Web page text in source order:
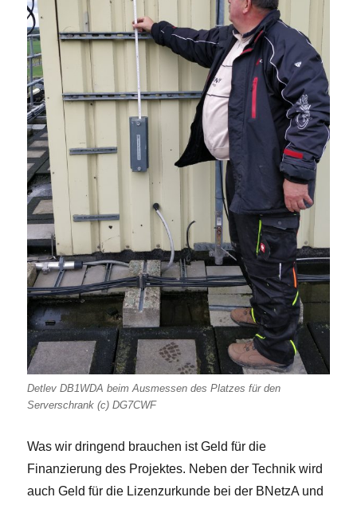
Detlev DB1WDA beim Ausmessen des Platzes für den
Serverschrank (c) DG7CWF
Was wir dringend brauchen ist Geld für die
Finanzierung des Projektes. Neben der Technik wird
auch Geld für die Lizenzurkunde bei der BNetzA und